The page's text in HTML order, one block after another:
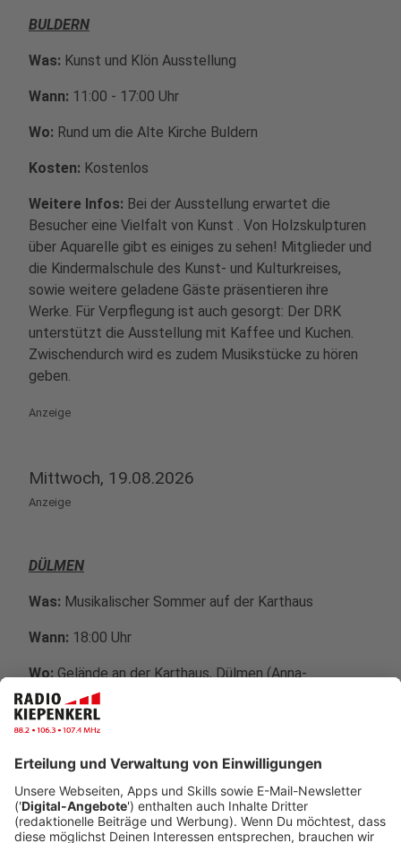
BULDERN
Was: Kunst und Klön Ausstellung
Wann: 11:00 - 17:00 Uhr
Wo: Rund um die Alte Kirche Buldern
Kosten: Kostenlos
Weitere Infos: Bei der Ausstellung erwartet die
Besucher eine Vielfalt von Kunst . Von Holzskulpturen
über Aquarelle gibt es einiges zu sehen! Mitglieder und
die Kindermalschule des Kunst- und Kulturkreises,
sowie weitere geladene Gäste präsentieren ihre
Werke. Für Verpflegung ist auch gesorgt: Der DRK
unterstützt die Ausstellung mit Kaffee und Kuchen.
Zwischendurch wird es zudem Musikstücke zu hören
geben.
Anzeige
Mittwoch, 19.08.2026
Anzeige
DÜLMEN
Was: Musikalischer Sommer auf der Karthaus
Wann: 18:00 Uhr
Wo:Gelände an der Karthaus, Dülmen (Anna-
Katharinenstift Karthaus)
Kosten:Kostenlos
Weitere Infos:Traumtänzer - Udo-Jürgens-Tribute-
Band mit Sänger Markus Sparfeldt/„Melodien &
Botschaften einer Legende" - nah am Original, voller
Emotionen/ Imbissstand, Eiswagen und kühle